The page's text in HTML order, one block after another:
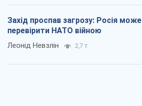
Захід проспав загрозу: Росія може
перевірити НАТО війною
Леонід Невзлін 2,7 т.